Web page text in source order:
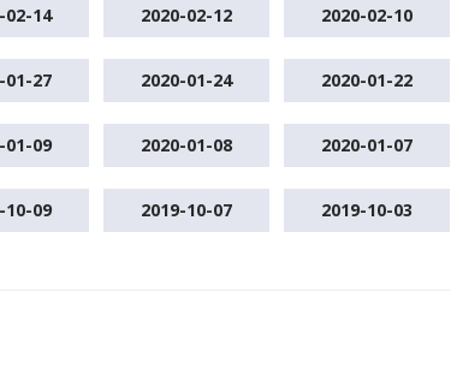
02-14 2020-02-12 2020-02-10
01-27 2020-01-24 2020-01-22
01-09 2020-01-08 2020-01-07
10-09 2019-10-07 2019-10-03